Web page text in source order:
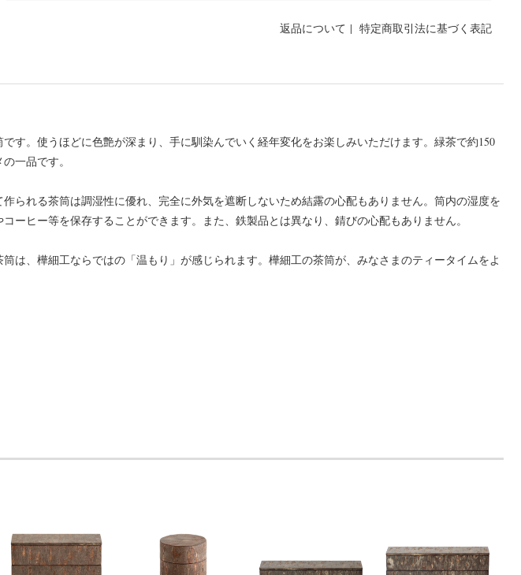
返品について | 特定商取引法に基づく表記
す。使うほどに色艶が深まり、手に馴染んでいく経年変化をお楽しみいただけます。緑茶で約150
一品です。
られる茶筒は調湿性に優れ、完全に外気を遮断しないため結露の心配もありません。筒内の湿度を
ーヒー等を保存することができます。また、鉄製品とは異なり、錆びの心配もありません。
は、樺細工ならではの「温もり」が感じられます。樺細工の茶筒が、みなさまのティータイムをよ